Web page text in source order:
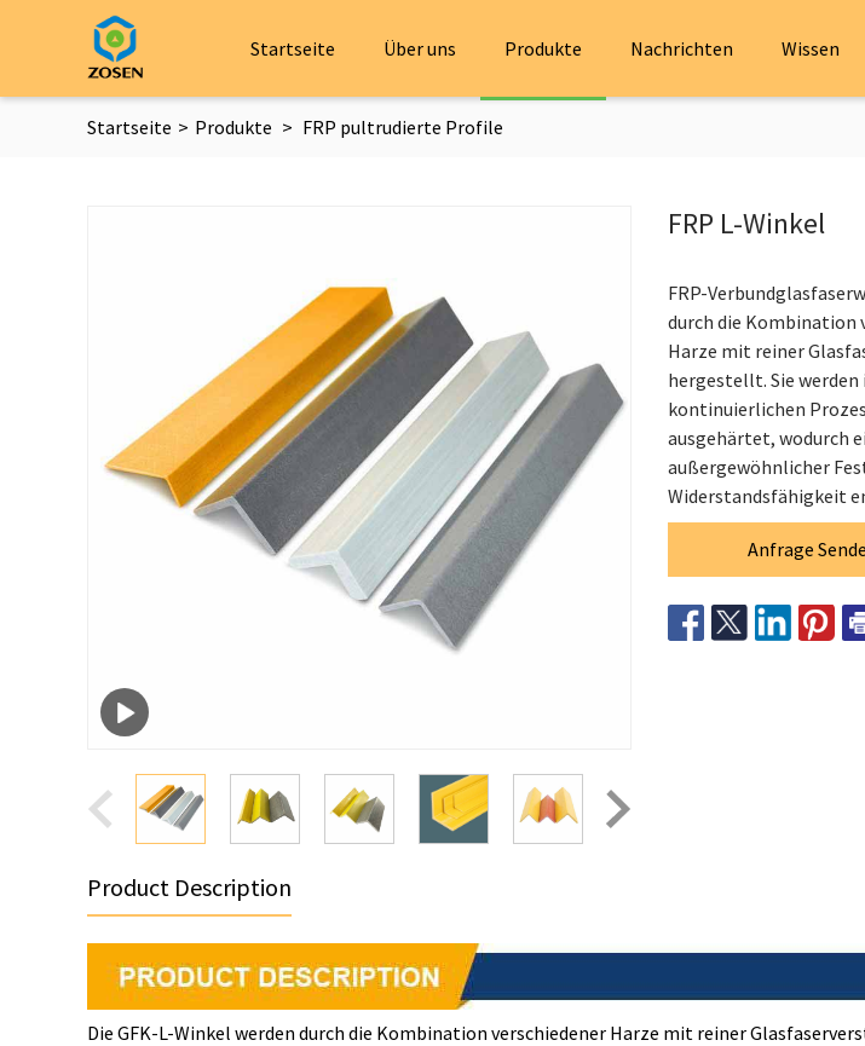
Startseite Über uns Produkte Nachrichten Wissen
Startseite > Produkte > FRP pultrudierte Profile
FRP L-Winkel
FRP-
durch die Kombination
Harze mit reiner
hergestellt. Sie werden
kontinuierlichen
ausgehärtet, wodurch
außergewöhnlicher
Widerstandsfähigkeit
Anfrage
Product Description
Die GFK-L-Winkel werden durch die Kombination verschiedener Harze mit reiner